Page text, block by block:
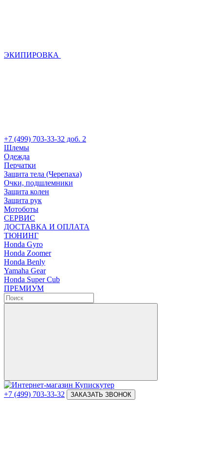
ЭКИПИРОВКА
+7 (499) 703-33-32 доб. 2
Шлемы
Одежда
Перчатки
Защита тела (Черепаха)
Очки, подшлемники
Защита колен
Защита рук
Мотоботы
СЕРВИС
ДОСТАВКА И ОПЛАТА
ТЮНИНГ
Honda Gyro
Honda Zoomer
Honda Benly
Yamaha Gear
Honda Super Cub
ПРЕМИУМ
+7 (499) 703-33-32 ЗАКАЗАТЬ ЗВОНОК